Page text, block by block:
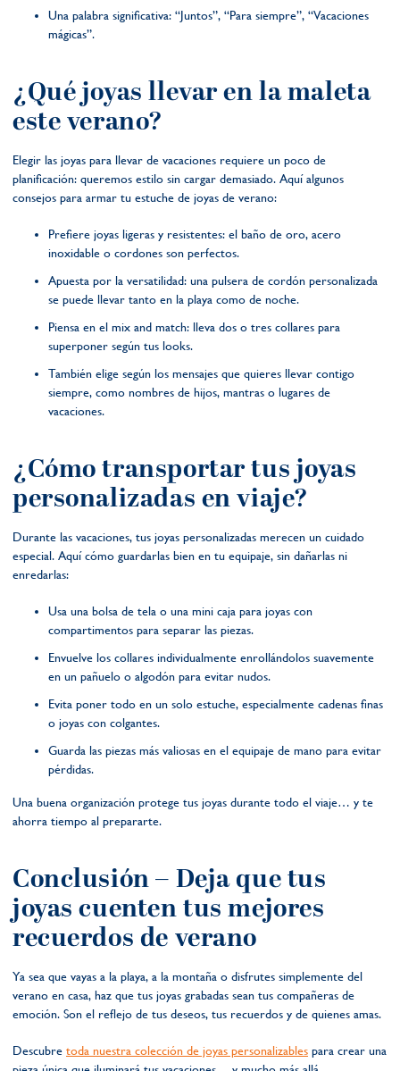
Una palabra significativa: “Juntos”, “Para siempre”, “Vacaciones
mágicas”.
¿Qué joyas llevar en la maleta
este verano?
Elegir las joyas para llevar de vacaciones requiere un poco de
planificación: queremos estilo sin cargar demasiado. Aquí algunos
consejos para armar tu estuche de joyas de verano:
Prefiere joyas ligeras y resistentes: el baño de oro, acero
inoxidable o cordones son perfectos.
Apuesta por la versatilidad: una pulsera de cordón personalizada
se puede llevar tanto en la playa como de noche.
Piensa en el mix and match: lleva dos o tres collares para
superponer según tus looks.
También elige según los mensajes que quieres llevar contigo
siempre, como nombres de hijos, mantras o lugares de
vacaciones.
¿Cómo transportar tus joyas
personalizadas en viaje?
Durante las vacaciones, tus joyas personalizadas merecen un cuidado
especial. Aquí cómo guardarlas bien en tu equipaje, sin dañarlas ni
enredarlas:
Usa una bolsa de tela o una mini caja para joyas con
compartimentos para separar las piezas.
Envuelve los collares individualmente enrollándolos suavemente
en un pañuelo o algodón para evitar nudos.
Evita poner todo en un solo estuche, especialmente cadenas finas
o joyas con colgantes.
Guarda las piezas más valiosas en el equipaje de mano para evitar
pérdidas.
Una buena organización protege tus joyas durante todo el viaje… y te
ahorra tiempo al prepararte.
Conclusión – Deja que tus
joyas cuenten tus mejores
recuerdos de verano
Ya sea que vayas a la playa, a la montaña o disfrutes simplemente del
verano en casa, haz que tus joyas grabadas sean tus compañeras de
emoción. Son el reflejo de tus deseos, tus recuerdos y de quienes amas.
Descubre toda nuestra colección de joyas personalizables para crear una